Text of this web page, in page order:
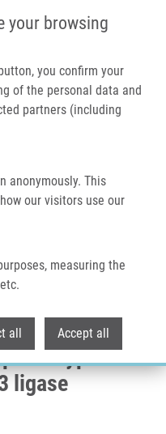
your browsing
you confirm your
of the personal data and
partners (including
anonymously. This
our visitors use our
measuring the
all Accept all
Synthesis, And Phenotypic
nano-
ligase